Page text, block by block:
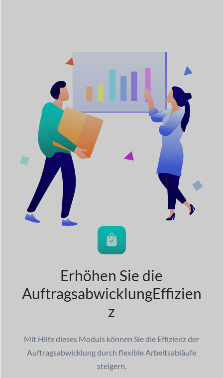
Erhöhen Sie die
AuftragsabwicklungEffizien
z
Mit Hilfe dieses Moduls können Sie die Effizienz der
Auftragsabwicklung durch flexible Arbeitsabläufe
steigern.